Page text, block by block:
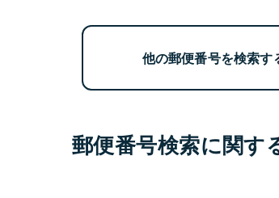
他の郵便番号を検索す
郵便番号検索に関す